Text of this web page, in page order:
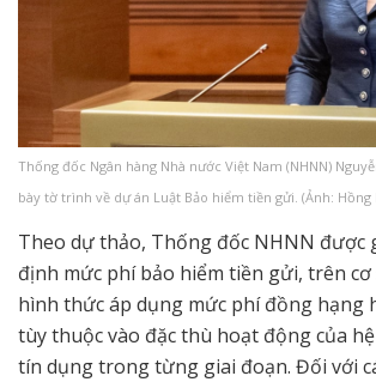
Thống đốc Ngân hàng Nhà nước Việt Nam (NHNN)
bày tờ trình về dự án Luật Bảo hiểm tiền gửi. (Ảnh: Hồng
Theo dự thảo, Thống đốc NHNN được
định mức phí bảo hiểm tiền gửi, trên cơ
hình thức áp dụng mức phí đồng hạng
tùy thuộc vào đặc thù hoạt động của
tín dụng trong từng giai đoạn. Đối với